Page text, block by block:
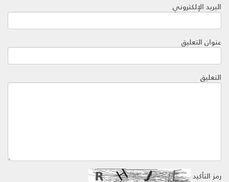
البريد الإلكتروني
عنوان التعليق
التعليق
رمز التأكيد